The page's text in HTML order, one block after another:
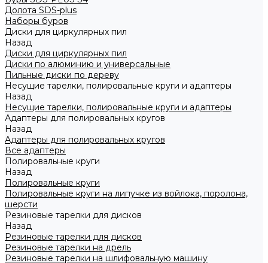
Долота SDS-plus
Наборы буров
Диски для циркулярных пил
Назад
Диски для циркулярных пил
Диски по алюминию и универсальные
Пильные диски по дереву
Несущие тарелки, полировальные круги и адаптеры
Назад
Несущие тарелки, полировальные круги и адаптеры
Адаптеры для полировальных кругов
Назад
Адаптеры для полировальных кругов
Все адаптеры
Полировальные круги
Назад
Полировальные круги
Полировальные круги на липучке из войлока, поролона,
шерсти
Резиновые тарелки для дисков
Назад
Резиновые тарелки для дисков
Резиновые тарелки на дрель
Резиновые тарелки на шлифовальную машину